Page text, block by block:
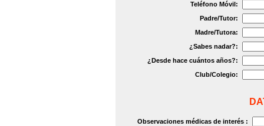
Teléfono Móvil:
Padre/Tutor:
Madre/Tutora:
¿Sabes nadar?:
¿Desde hace cuántos años?:
Club/Colegio:
Observaciones médicas de interés :